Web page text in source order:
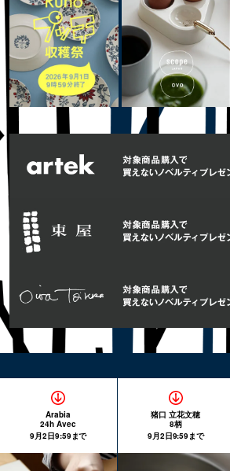
Arabia
24h Avec
9月2日9:59まで
猪口 立花文穂
8柄
9月2日9:59まで